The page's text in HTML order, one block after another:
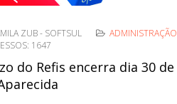
ZUB - SOFTSUL ADMINISTRAÇÃO
1647
do Refis encerra dia 30